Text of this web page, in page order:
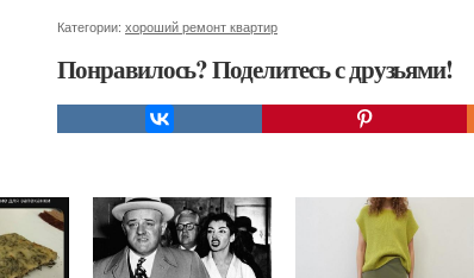
Категории: хороший ремонт квартир
Понравилось? Поделитесь с друзьями!